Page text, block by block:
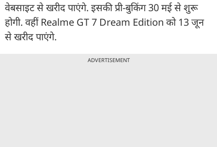
वेबसाइट से खरीद पाएंगे. इसकी प्री-बुकिंग 30 मई से शुरू
होगी. वहीं Realme GT 7 Dream Edition को 13 जून
से खरीद पाएंगे.
ADVERTISEMENT